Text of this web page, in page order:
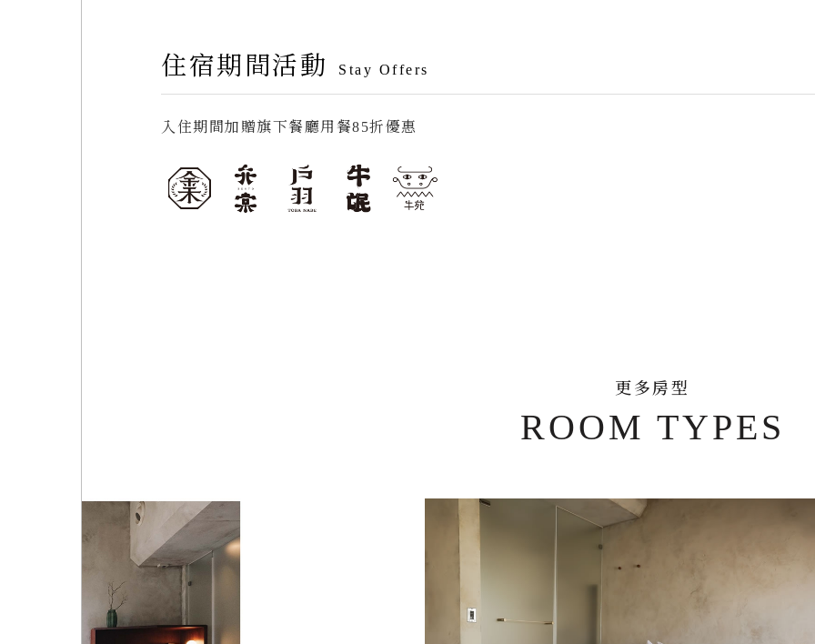
住宿期間活動 Stay Offers
入住期間加贈旗下餐廳用餐85折優惠
更多房型
ROOM TYPES